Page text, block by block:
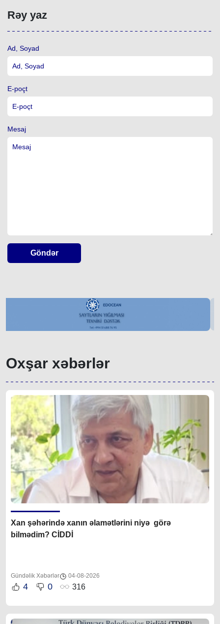
Rəy yaz
Ad, Soyad
E-poçt
Mesaj
Göndər
Oxşar xəbərlər
Xan şəhərində xanın əlamətlərini niyə görə
bilmədim? CİDDİ
Gündəlik Xəbərlər 04-08-2026
4 0 316